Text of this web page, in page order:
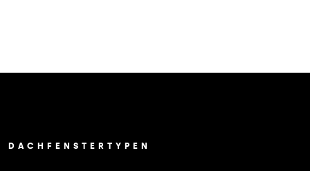
DACHFENSTERTYPEN